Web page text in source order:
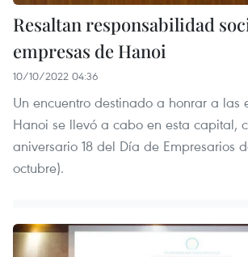
Resaltan responsabilidad
empresas de Hanoi
10/10/2022 04:36
Un encuentro destinado a honrar a las
Hanoi se llevó a cabo en esta capital,
aniversario 18 del Día de Empresarios
octubre).